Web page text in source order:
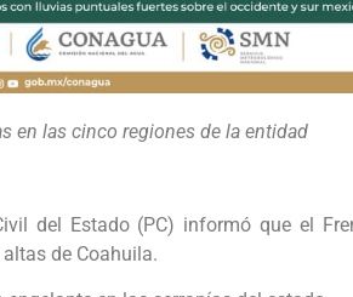
en las cinco regiones de la entidad
del Estado (PC) informó que el
de Coahuila.